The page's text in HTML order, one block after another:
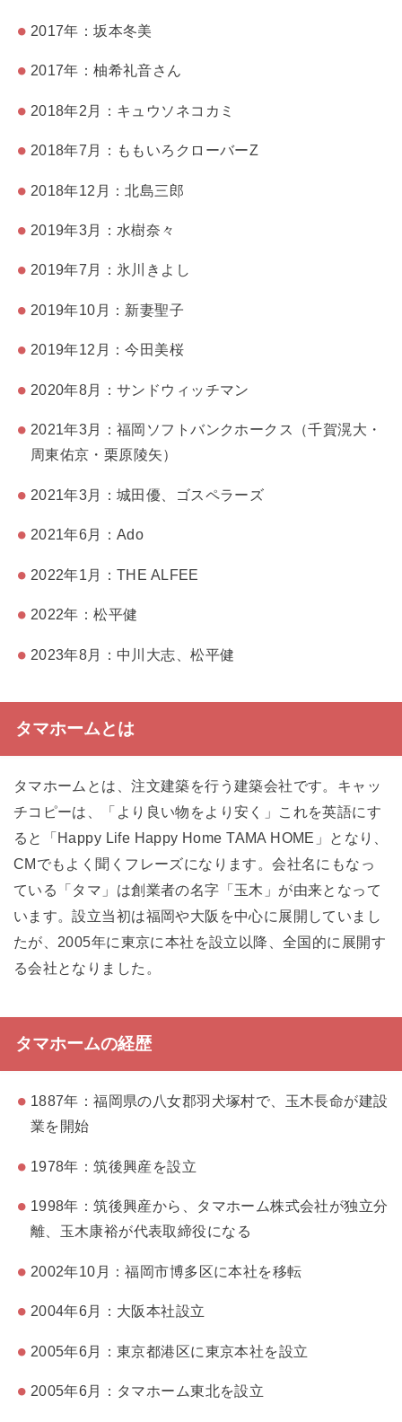
2017年：坂本冬美
2017年：柚希礼音さん
2018年2月：キュウソネコカミ
2018年7月：ももいろクローバーZ
2018年12月：北島三郎
2019年3月：水樹奈々
2019年7月：氷川きよし
2019年10月：新妻聖子
2019年12月：今田美桜
2020年8月：サンドウィッチマン
2021年3月：福岡ソフトバンクホークス（千賀滉大・
周東佑京・栗原陵矢）
2021年3月：城田優、ゴスペラーズ
2021年6月：Ado
2022年1月：THE ALFEE
2022年：松平健
2023年8月：中川大志、松平健
タマホームとは
タマホームとは、注文建築を行う建築会社です。キャッ
チコピーは、「より良い物をより安く」これを英語にす
ると「Happy Life Happy Home TAMA HOME」となり、
CMでもよく聞くフレーズになります。会社名にもなっ
ている「タマ」は創業者の名字「玉木」が由来となって
います。設立当初は福岡や大阪を中心に展開していまし
たが、2005年に東京に本社を設立以降、全国的に展開す
る会社となりました。
タマホームの経歴
1887年：福岡県の八女郡羽犬塚村で、玉木長命が建設
業を開始
1978年：筑後興産を設立
1998年：筑後興産から、タマホーム株式会社が独立分
離、玉木康裕が代表取締役になる
2002年10月：福岡市博多区に本社を移転
2004年6月：大阪本社設立
2005年6月：東京都港区に東京本社を設立
2005年6月：タマホーム東北を設立